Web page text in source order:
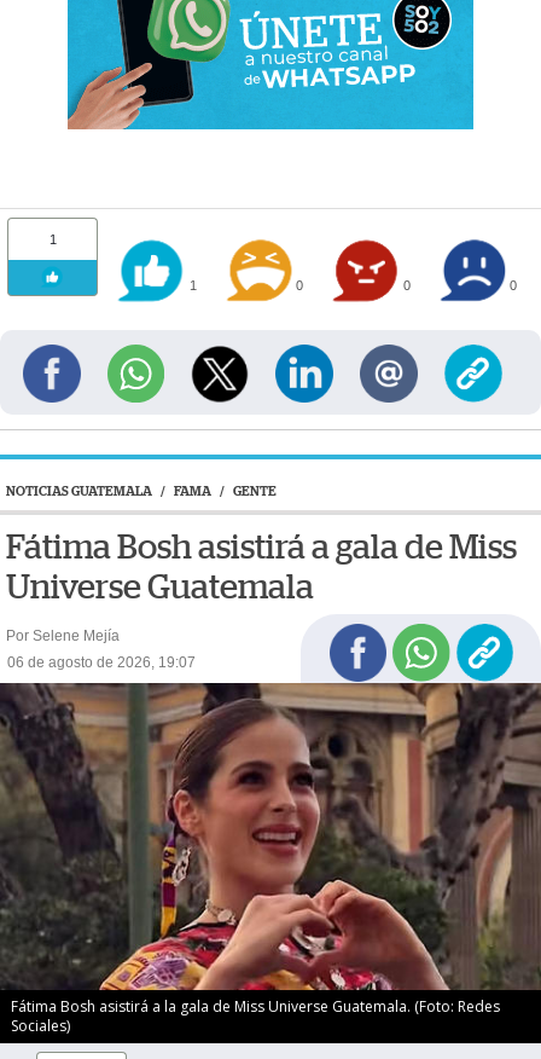
1
1 0 0 0
NOTICIAS GUATEMALA / FAMA / GENTE
Fátima Bosh asistirá a gala de Miss
Universe Guatemala
Por Selene Mejía
06 de agosto de 2026, 19:07
Fátima Bosh asistirá a la gala de Miss Universe Guatemala. (Foto: Redes
Sociales)